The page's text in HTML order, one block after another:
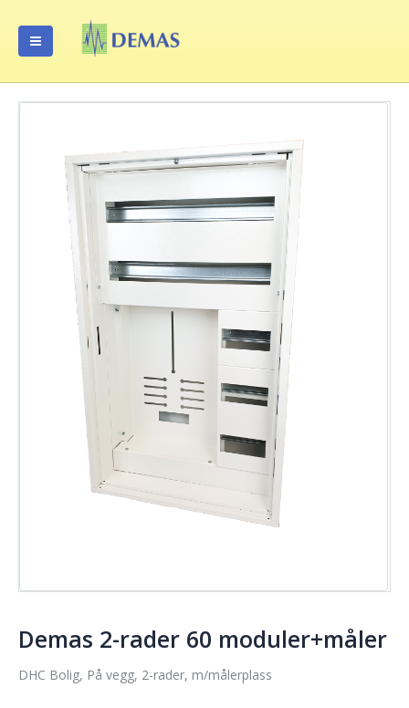
Demas 2-rader 60 moduler+måler
DHC Bolig, På vegg, 2-rader, m/målerplass